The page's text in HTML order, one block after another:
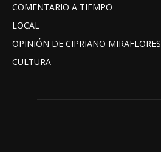
COMENTARIO A TIEMPO
LOCAL
OPINIÓN DE CIPRIANO MIRAFLORES
CULTURA